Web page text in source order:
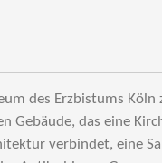
des Erzbistums Köln
Gebäude, das eine
verbindet, eine